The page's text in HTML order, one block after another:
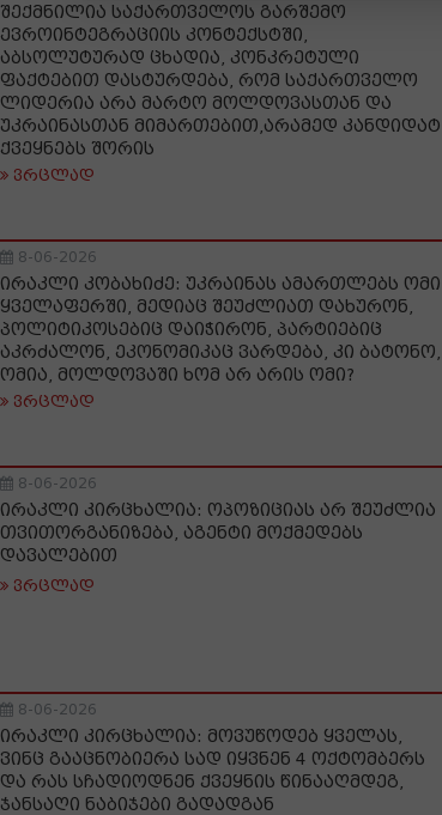
შექმნილია საქართველოს გარშემო
ევროინტეგრაციის კონტექსტში,
აბსოლუტურად ცხადია, კონკრეტული
ფაქტებით დასტურდება, რომ საქართველო
ლიდერია არა მარტო მოლდოვასთან და
უკრაინასთან მიმართებით,არამედ კანდიდატ
ქვეყნებს შორის
ვრცლად
8-06-2026
ირაკლი კობახიძე: უკრაინას ამართლებს ომი
ყველაფერში, მედიაც შეუძლიათ დახურონ,
პოლიტიკოსებიც დაიჭირონ, პარტიებიც
აკრძალონ, ეკონომიკაც ვარდება, კი ბატონო,
ომია, მოლდოვაში ხომ არ არის ომი?
ვრცლად
8-06-2026
ირაკლი კირცხალია: ოპოზიციას არ შეუძლია
თვითორგანიზება, აგენტი მოქმედებს
დავალებით
ვრცლად
8-06-2026
ირაკლი კირცხალია: მოვუწოდებ ყველას,
ვინც გააცნობიერა სად იყვნენ 4 ოქტომბერს
და რას სჩადიოდნენ ქვეყნის წინააღმდეგ,
ჯანსაღი ნაბიჯები გადადგან